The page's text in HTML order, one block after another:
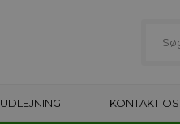
UDLEJNING KONTAKT OS